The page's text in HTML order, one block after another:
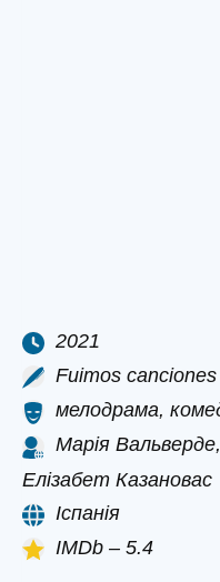
2021
Fuimos canciones
мелодрама,
Марія
Елізабет Казановас
Іспанія
IMDb – 5.4